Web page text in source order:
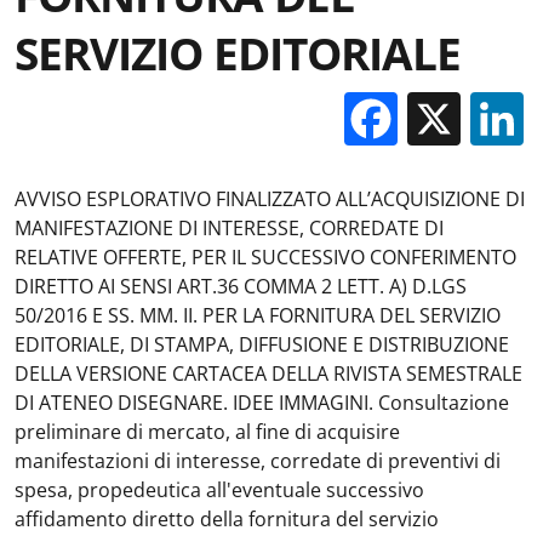
SERVIZIO EDITORIALE
X
AVVISO ESPLORATIVO FINALIZZATO ALL’ACQUISIZIONE DI
MANIFESTAZIONE DI INTERESSE, CORREDATE DI
RELATIVE OFFERTE, PER IL SUCCESSIVO CONFERIMENTO
DIRETTO AI SENSI ART.36 COMMA 2 LETT. A) D.LGS
50/2016 E SS. MM. II. PER LA FORNITURA DEL SERVIZIO
EDITORIALE, DI STAMPA, DIFFUSIONE E DISTRIBUZIONE
DELLA VERSIONE CARTACEA DELLA RIVISTA SEMESTRALE
DI ATENEO DISEGNARE. IDEE IMMAGINI. Consultazione
preliminare di mercato, al fine di acquisire
manifestazioni di interesse, corredate di preventivi di
spesa, propedeutica all'eventuale successivo
affidamento diretto della fornitura del servizio